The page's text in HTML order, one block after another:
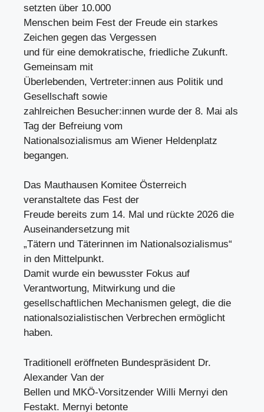
setzten über 10.000
Menschen beim Fest der Freude ein starkes
Zeichen gegen das Vergessen
und für eine demokratische, friedliche Zukunft.
Gemeinsam mit
Überlebenden, Vertreter:innen aus Politik und
Gesellschaft sowie
zahlreichen Besucher:innen wurde der 8. Mai als
Tag der Befreiung vom
Nationalsozialismus am Wiener Heldenplatz
begangen.
Das Mauthausen Komitee Österreich
veranstaltete das Fest der
Freude bereits zum 14. Mal und rückte 2026 die
Auseinandersetzung mit
„Tätern und Täterinnen im Nationalsozialismus“
in den Mittelpunkt.
Damit wurde ein bewusster Fokus auf
Verantwortung, Mitwirkung und die
gesellschaftlichen Mechanismen gelegt, die die
nationalsozialistischen Verbrechen ermöglicht
haben.
Traditionell eröffneten Bundespräsident Dr.
Alexander Van der
Bellen und MKÖ-Vorsitzender Willi Mernyi den
Festakt. Mernyi betonte